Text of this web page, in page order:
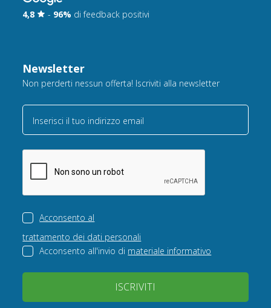
4,8 - 96% di feedback positivi
Newsletter
Non perderti nessun offerta! Iscriviti alla newsletter
Inserisci il tuo indirizzo email
Acconsento al
trattamento dei dati personali
Acconsento all'invio di materiale informativo
ISCRIVITI